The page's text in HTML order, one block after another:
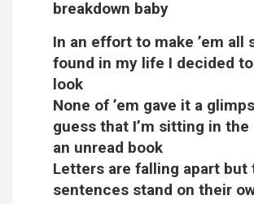
breakdown baby
In an effort to make ’em all
found in my life I decided to
look
None of ’em gave it a
guess that I’m sitting in
an unread book
Letters are falling apart but
sentences stand on their